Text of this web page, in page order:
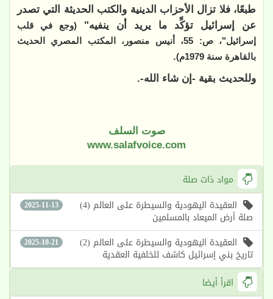
طبعًا، فلا تزال الأحزاب الدينية والكتب الحديثة التي تصدر
عن إسرائيل تؤكِّد ما يريد أن ينفيه"
(وجع في قلب
إسرائيل"، ص: 55، أنيس منصور، المكتب المصري الحديث
بالقاهرة سنة 1979م)
.
وللحديث بقية -إن شاء الله-.
صوت السلف
www.salafvoice.com
مواد ذات صلة
2025-11-13 العقيدة اليهودية والسيطرة على العالم (4)
صلة أرض الميعاد بالمسلمين
2025-10-21 العقيدة اليهودية والسيطرة على العالم (2)
تاريخ بني إسرائيل كاشف للخلفية العقدية
اقرأ أيضا